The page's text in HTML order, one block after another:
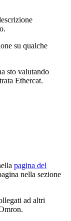
su qualche
sto valutando
Ethercat.
pagina del
nella sezione
ad altri